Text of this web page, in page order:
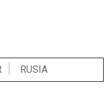
RUSIA